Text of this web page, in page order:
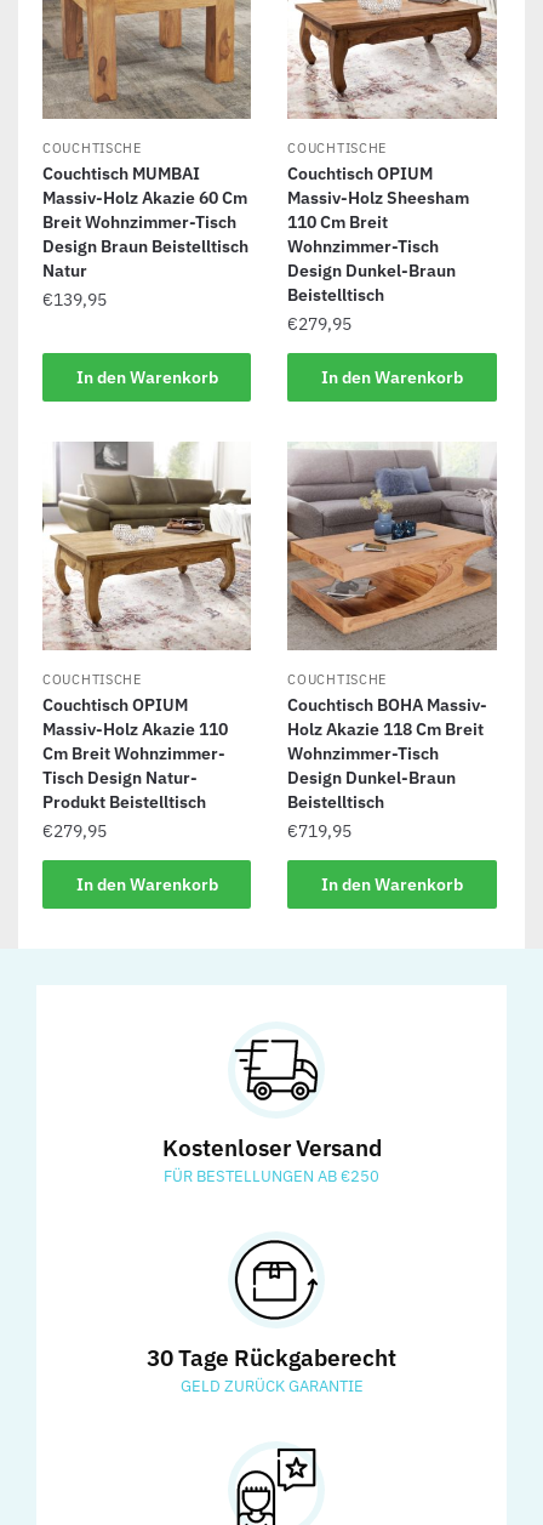
COUCHTISCHE
Couchtisch MUMBAI
Massiv-Holz Akazie 60 Cm
Breit Wohnzimmer-Tisch
Design Braun Beistelltisch
Natur
€139,95
In den Warenkorb
COUCHTISCHE
Couchtisch OPIUM
Massiv-Holz Sheesham
110 Cm Breit
Wohnzimmer-Tisch
Design Dunkel-Braun
Beistelltisch
€279,95
In den Warenkorb
COUCHTISCHE
Couchtisch OPIUM
Massiv-Holz Akazie 110
Cm Breit Wohnzimmer-
Tisch Design Natur-
Produkt Beistelltisch
€279,95
In den Warenkorb
COUCHTISCHE
Couchtisch BOHA Massiv-
Holz Akazie 118 Cm Breit
Wohnzimmer-Tisch
Design Dunkel-Braun
Beistelltisch
€719,95
In den Warenkorb
Kostenloser Versand
FÜR BESTELLUNGEN AB €250
30 Tage Rückgaberecht
GELD ZURÜCK GARANTIE